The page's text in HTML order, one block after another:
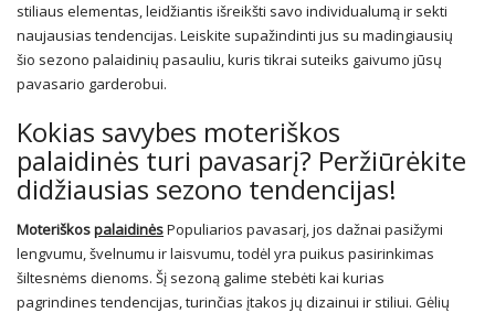
stiliaus elementas, leidžiantis išreikšti savo individualumą ir sekti
naujausias tendencijas. Leiskite supažindinti jus su madingiausių
šio sezono palaidinių pasauliu, kuris tikrai suteiks gaivumo jūsų
pavasario garderobui.
Kokias savybes moteriškos
palaidinės turi pavasarį? Peržiūrėkite
didžiausias sezono tendencijas!
MoteriškospalaidinėsPopuliarios pavasarį, jos dažnai pasižymi
lengvumu, švelnumu ir laisvumu, todėl yra puikus pasirinkimas
šiltesnėms dienoms. Šį sezoną galime stebėti kai kurias
pagrindines tendencijas, turinčias įtakos jų dizainui ir stiliui. Gėlių